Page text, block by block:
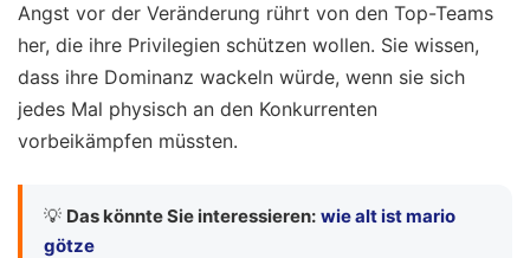
Angst vor der Veränderung rührt von den Top-Teams
her, die ihre Privilegien schützen wollen. Sie wissen,
dass ihre Dominanz wackeln würde, wenn sie sich
jedes Mal physisch an den Konkurrenten
vorbeikämpfen müssten.
💡 Das könnte Sie interessieren: wie alt ist mario
götze